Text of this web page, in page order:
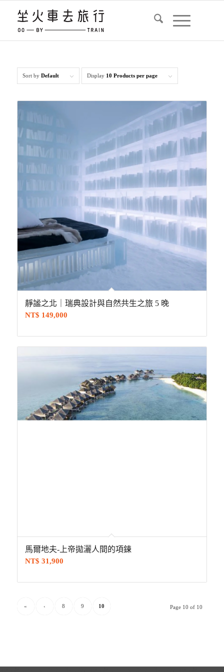
Sort by Default Display 10 Products per page
靜謐之北｜瑞典設計與自然共生之旅 5 晚
NT$ 149,000
馬爾地夫-上帝拋灑人間的項鍊
NT$ 31,900
Page 10 of 10
« ‹ 8 9 10